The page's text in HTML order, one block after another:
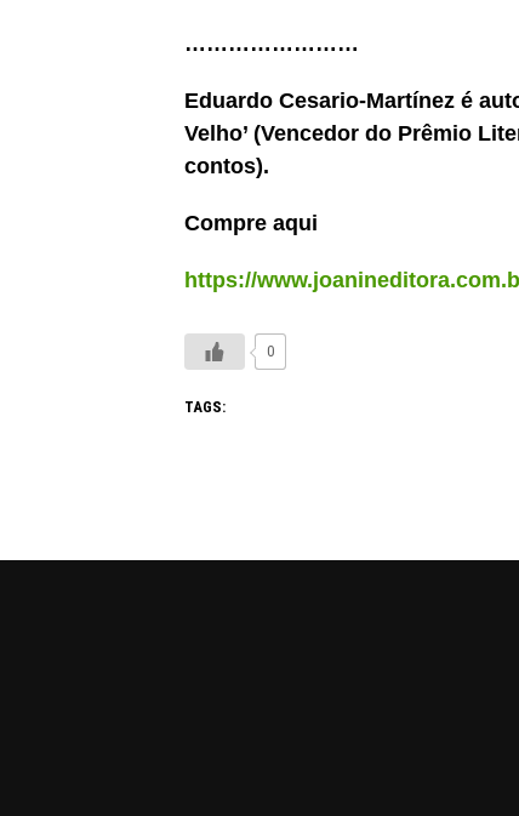
……………………
Eduardo Cesario-Martínez é
Velho’ (Vencedor do Prêmio
contos).
Compre aqui
https://
0
TAGS: